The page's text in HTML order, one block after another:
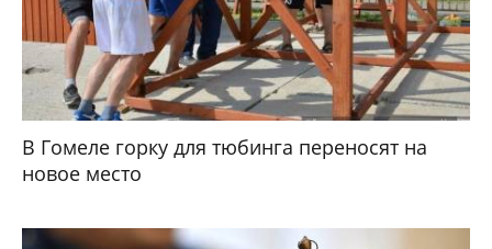
В Гомеле горку для тюбинга переносят на
новое место